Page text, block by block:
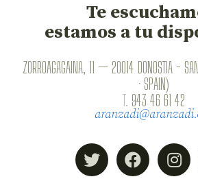
Te
estamos a tu
ZORROAGAGAINA, 11 — 20014 DONOSTIA -
· SPAIN)
T. 943 46 61 42